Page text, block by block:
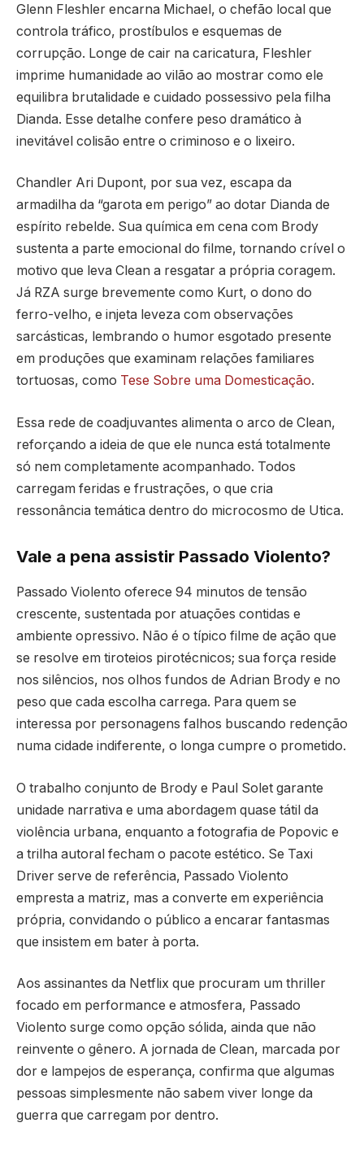
Glenn Fleshler encarna Michael, o chefão local que
controla tráfico, prostíbulos e esquemas de
corrupção. Longe de cair na caricatura, Fleshler
imprime humanidade ao vilão ao mostrar como ele
equilibra brutalidade e cuidado possessivo pela filha
Dianda. Esse detalhe confere peso dramático à
inevitável colisão entre o criminoso e o lixeiro.
Chandler Ari Dupont, por sua vez, escapa da
armadilha da “garota em perigo” ao dotar Dianda de
espírito rebelde. Sua química em cena com Brody
sustenta a parte emocional do filme, tornando crível o
motivo que leva Clean a resgatar a própria coragem.
Já RZA surge brevemente como Kurt, o dono do
ferro-velho, e injeta leveza com observações
sarcásticas, lembrando o humor esgotado presente
em produções que examinam relações familiares
tortuosas, como Tese Sobre uma Domesticação.
Essa rede de coadjuvantes alimenta o arco de Clean,
reforçando a ideia de que ele nunca está totalmente
só nem completamente acompanhado. Todos
carregam feridas e frustrações, o que cria
ressonância temática dentro do microcosmo de Utica.
Vale a pena assistir Passado Violento?
Passado Violento oferece 94 minutos de tensão
crescente, sustentada por atuações contidas e
ambiente opressivo. Não é o típico filme de ação que
se resolve em tiroteios pirotécnicos; sua força reside
nos silêncios, nos olhos fundos de Adrian Brody e no
peso que cada escolha carrega. Para quem se
interessa por personagens falhos buscando redenção
numa cidade indiferente, o longa cumpre o prometido.
O trabalho conjunto de Brody e Paul Solet garante
unidade narrativa e uma abordagem quase tátil da
violência urbana, enquanto a fotografia de Popovic e
a trilha autoral fecham o pacote estético. Se Taxi
Driver serve de referência, Passado Violento
empresta a matriz, mas a converte em experiência
própria, convidando o público a encarar fantasmas
que insistem em bater à porta.
Aos assinantes da Netflix que procuram um thriller
focado em performance e atmosfera, Passado
Violento surge como opção sólida, ainda que não
reinvente o gênero. A jornada de Clean, marcada por
dor e lampejos de esperança, confirma que algumas
pessoas simplesmente não sabem viver longe da
guerra que carregam por dentro.